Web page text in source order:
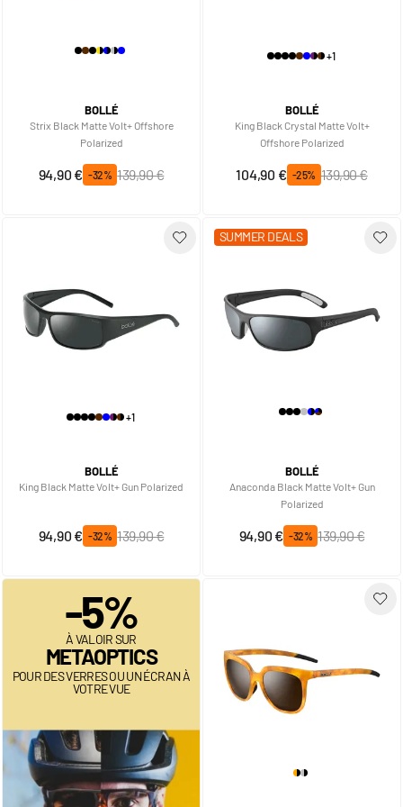
BOLLÉ
Strix Black Matte Volt+ Offshore
Polarized
Prix spécial
94,90 € -32%
Prix normal
139,90 €
+1
BOLLÉ
King Black Crystal Matte Volt+
Offshore Polarized
Prix spécial
104,90 € -25%
Prix normal
139,90 €
+1
BOLLÉ
King Black Matte Volt+ Gun Polarized
Prix spécial
94,90 € -32%
Prix normal
139,90 €
SUMMER DEALS
BOLLÉ
Anaconda Black Matte Volt+ Gun
Polarized
Prix spécial
94,90 € -32%
Prix normal
139,90 €
-5%
À VALOIR SUR
METAOPTICS
POUR DES VERRES OU UN ÉCRAN À
VOTRE VUE